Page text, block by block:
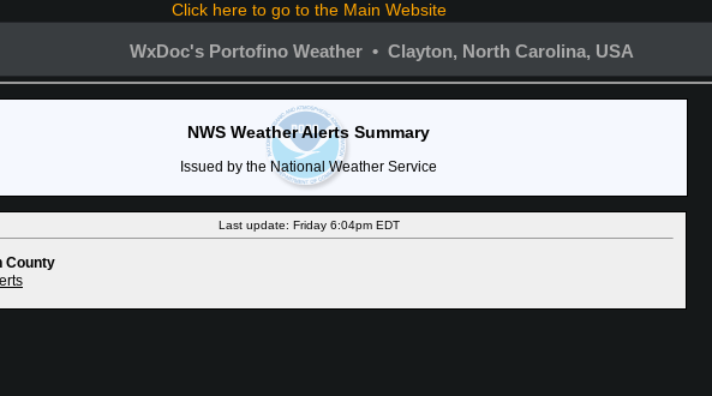
Click here to go to the Main Website
WxDoc's Portofino Weather • Clayton, North Carolina, USA